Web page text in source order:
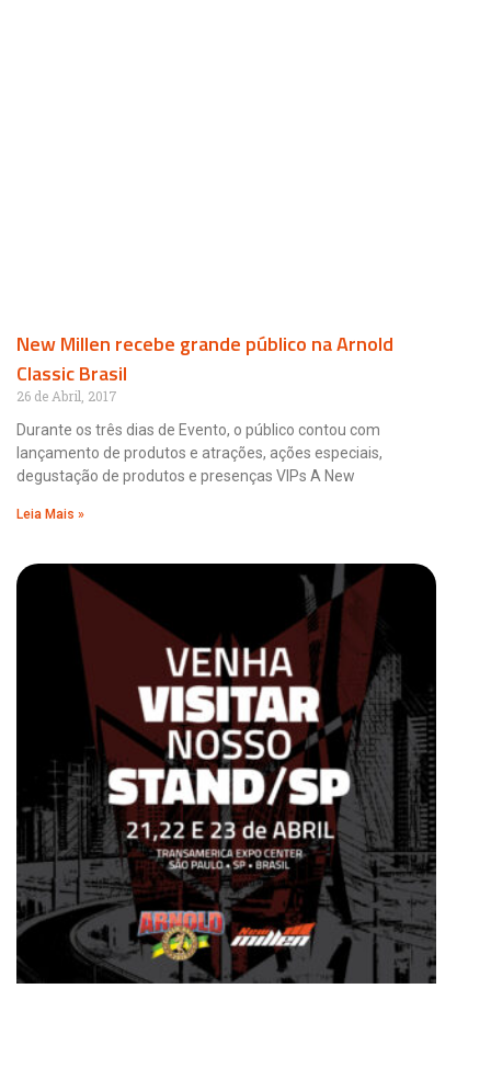
New Millen recebe grande público na Arnold
Classic Brasil
26 de Abril, 2017
Durante os três dias de Evento, o público contou com
lançamento de produtos e atrações, ações especiais,
degustação de produtos e presenças VIPs A New
Leia Mais »